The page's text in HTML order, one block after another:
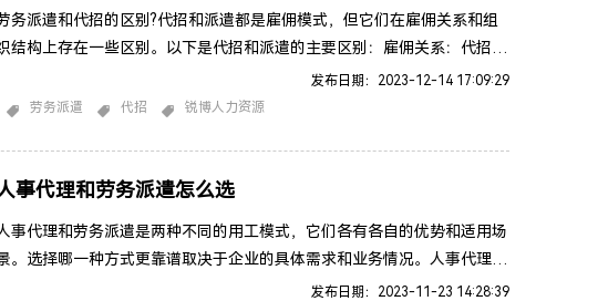
务派遣和代招的区别?代招和派遣都是雇佣模式，但它们在雇佣关系和组
结构上存在一些区别。以下是代招和派遣的主要区别：雇佣关系：代招
(猎头服务)： 在代招模式中，雇主直接与雇员签订雇佣合同。代招机构的任
务是帮助雇主找到合适的候选人，但雇佣关系由雇主和雇员直接建立。派
发布日期：2023-12-14 17:09:29
劳务派遣
代招 锐博人力资源
事代理和劳务派遣怎么选
事代理和劳务派遣是两种不同的用工模式，它们各有各自的优势和适用场
。选择哪一种方式更靠谱取决于企业的具体需求和业务情况。人事代理：
人事代理通常是指将部分或全部人力资源管理任务委托给外部机构。人事代
发布日期：2023-11-23 14:28:39